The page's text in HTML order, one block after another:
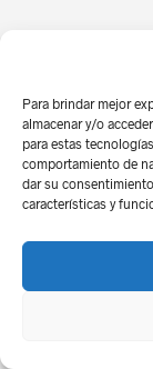
Para brindar mejor
almacenar y/o
para estas
comportamiento de
dar su
características y